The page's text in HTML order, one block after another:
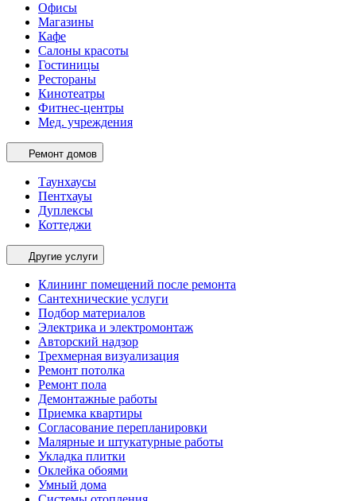
Офисы
Магазины
Кафе
Салоны красоты
Гостиницы
Рестораны
Кинотеатры
Фитнес-центры
Мед. учреждения
Ремонт домов
Таунхаусы
Пентхауы
Дуплексы
Коттеджи
Другие услуги
Клининг помещений после ремонта
Сантехнические услуги
Подбор материалов
Электрика и электромонтаж
Авторский надзор
Трехмерная визуализация
Ремонт потолка
Ремонт пола
Демонтажные работы
Приемка квартиры
Согласование перепланировки
Малярные и штукатурные работы
Укладка плитки
Оклейка обоями
Умный дома